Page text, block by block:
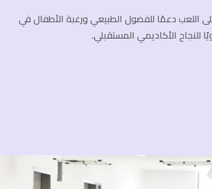
على اللعب دعمًا للفضول الطبيعي ورغبة الأطفال في
للنجاح الأكاديمي المستقبلي.